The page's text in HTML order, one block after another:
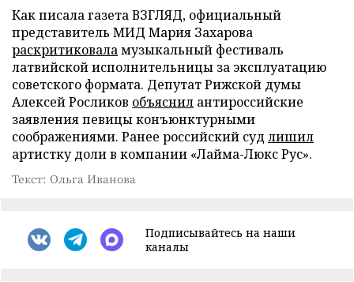
Как писала газета ВЗГЛЯД, официальный
представитель МИД Мария Захарова
раскритиковаламузыкальный фестиваль
латвийской исполнительницы за эксплуатацию
советского формата. Депутат Рижской думы
Алексей Росликов объяснил антироссийские
заявления певицы конъюнктурными
соображениями. Ранее российский суд лишил
артистку доли в компании «Лайма-Люкс Рус».
Текст: Ольга Иванова
Подписывайтесь на наши
каналы